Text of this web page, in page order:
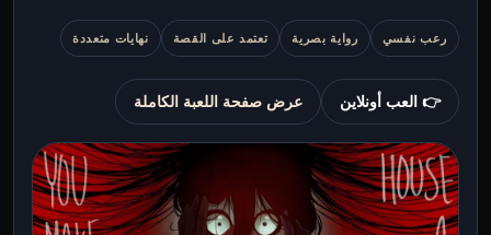
رعب نفسي رواية بصرية تعتمد على القصة نهايات متعددة
👉 العب أونلاين عرض صفحة اللعبة الكاملة